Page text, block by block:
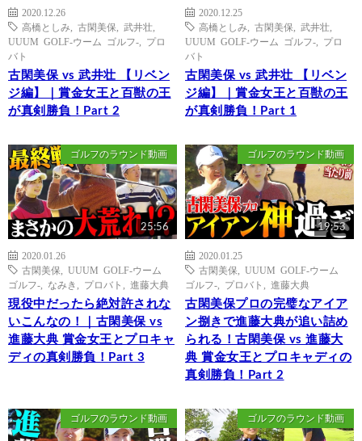
2020.12.26
高橋としみ
古閑美保 武井壮
UUUM GOLF-ウーム ゴルフ-
プロ
バト
古閑美保 vs 武井壮 【リベン
ジ編】｜賞金女王と百獣の王
が真剣勝負！Part 2
2020.12.25
高橋としみ
古閑美保 武井壮
UUUM GOLF-ウーム ゴルフ-
プロ
バト
古閑美保 vs 武井壮 【リベン
ジ編】｜賞金女王と百獣の王
が真剣勝負！Part 1
ゴルフのラウンド動画
25:56
2020.01.26
古閑美保
UUUM GOLF-ウーム
ゴルフ-
なみき プロバト 進藤大典
現役中だったら絶対許されな
いこんなの！｜古閑美保 vs
進藤大典 賞金女王とプロキャ
ディの真剣勝負！Part 3
ゴルフのラウンド動画
19:53
2020.01.25
古閑美保
UUUM GOLF-ウーム
ゴルフ-
プロバト 進藤大典
古閑美保プロの完璧なアイア
ン捌きで進藤大典が追い詰め
られる！古閑美保 vs 進藤大
典 賞金女王とプロキャディの
真剣勝負！Part 2
ゴルフのラウンド動画 ゴルフのラウンド動画